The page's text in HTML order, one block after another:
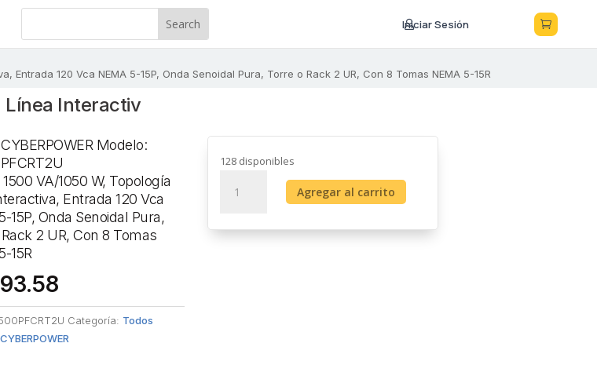

Iniciar Sesión 

Entrada 120 Vca NEMA 5-15P, Onda Senoidal Pura, Torre o Rack 2 UR, Con 8 Tomas NEMA 5-15R
Línea Interactiv
Modelo:
1500 VA/1050 W, Topología
Entrada 120 Vca
15P, Onda Senoidal Pura,
2 UR, Con 8 Tomas
15R
Categoría: Todos
CYBERPOWER
128 disponibles
VA/1050
Agregar al carrito